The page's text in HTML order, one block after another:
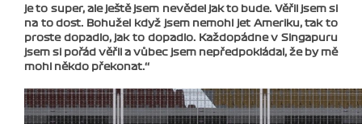
je to super, ale ještě jsem nevědel jak to bude. Věřil jsem si
na to dost. Bohužel když jsem nemohl jet Ameriku, tak to
proste dopadlo, jak to dopadlo. Každopádne v Singapuru
jsem si pořád věřil a vůbec jsem nepředpokládal, že by mě
mohl někdo překonat.‘‘